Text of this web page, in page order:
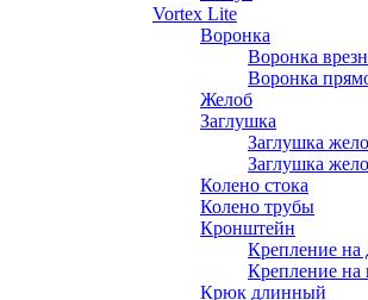
Vortex Lite
Воронка
Воронка
Воронка
Желоб
Заглушка
Заглушка
Заглушка
Колено стока
Колено трубы
Кронштейн
Крепление на
Крепление на
Крюк длинный